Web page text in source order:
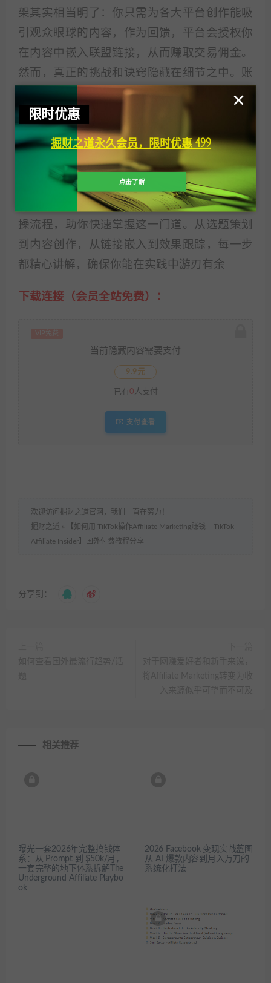
架其实相当明了：你只需为各大平台创作能吸
引观众眼球的内容，作为回馈，平台会授权你
在内容中嵌入联盟链接，从而赚取交易佣金。
然而，真正的挑战和诀窍隐藏在细节之中。账
号如何设置、联盟如何申请，这些虽是基础却
并非关键。关键在于，如何精准打造那些既能
吸引高观看量又能在第三方平台促成交易的视
频内容。这才是真正的经验之谈，也是最具价
值的知识资产。
本教程将为你详尽展示一系列成功案例及其实
操流程，助你快速掌握这一门道。从选题策划
到内容创作，从链接嵌入到效果跟踪，每一步
都精心讲解，确保你能在实践中游刃有余
下载连接（会员全站免费）：
当前隐藏内容需要支付
9.9元
已有 0 人支付
支付查看
欢迎访问掘财之道官网，我们一直在努力！
掘财之道 »
【如何用 TikTok操作Affiliate Marketing赚钱 – TikTok
Affiliate Insider】国外付费教程分享
分享到：
相关推荐
曝光一套2026年完整搞钱体
系：从 Prompt 到 $50k/月，
一套完整的地下体系拆解The
Underground Affiliate Playbo
ok
2026 Facebook 变现实战蓝图
从 AI 爆款内容到月入万刀的
系统化打法
限时优惠
掘财之道永久会员，限时优惠 499
点击了解
×